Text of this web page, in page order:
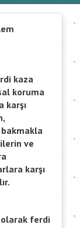
kaza
koruma
karşı
bakmakla
ve
karşı
ferdi